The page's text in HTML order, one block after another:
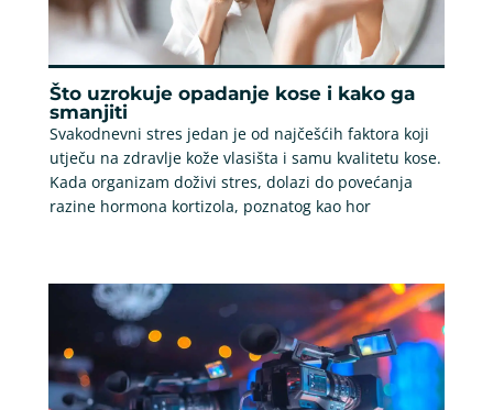
Što uzrokuje opadanje kose i kako ga
smanjiti
Svakodnevni stres jedan je od najčešćih faktora koji
utječu na zdravlje kože vlasišta i samu kvalitetu kose.
Kada organizam doživi stres, dolazi do povećanja
razine hormona kortizola, poznatog kao hor